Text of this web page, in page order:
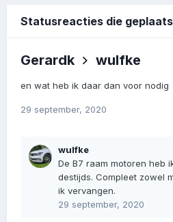
Statusreacties die
Gerardk wulfke
en wat heb ik daar dan voor nodig
29 september, 2020
wulfke
De B7 raam motoren heb
destijds. Compleet zowel
ik vervangen.
29 september, 2020